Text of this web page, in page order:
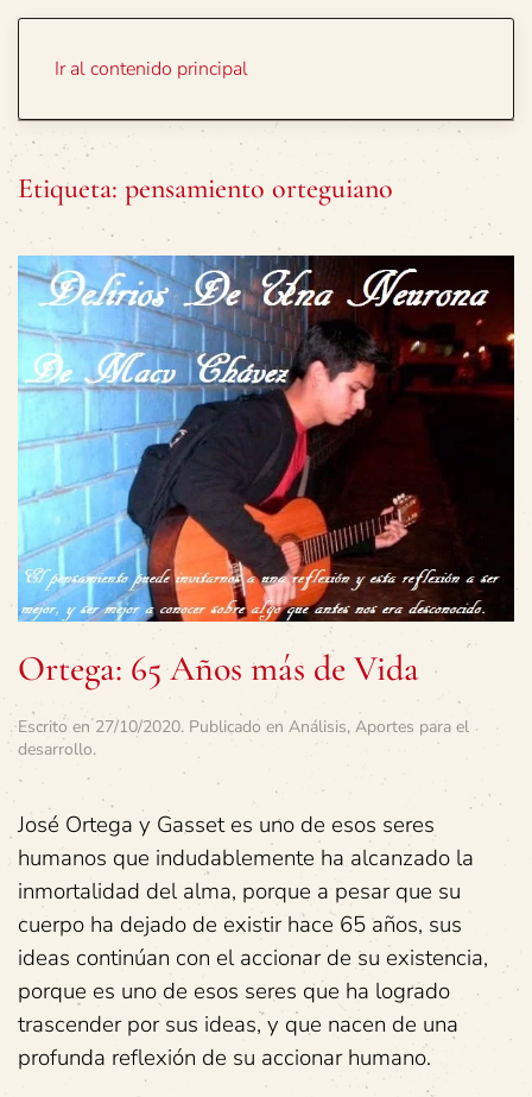
Ir al contenido principal
Etiqueta: pensamiento orteguiano
Ortega: 65 Años más de Vida
Escrito en27/10/2020. Publicado en Análisis, Aportes para el
desarrollo.
José Ortega y Gasset es uno de esos seres
humanos que indudablemente ha alcanzado la
inmortalidad del alma, porque a pesar que su
cuerpo ha dejado de existir hace 65 años, sus
ideas continúan con el accionar de su existencia,
porque es uno de esos seres que ha logrado
trascender por sus ideas, y que nacen de una
profunda reflexión de su accionar humano.